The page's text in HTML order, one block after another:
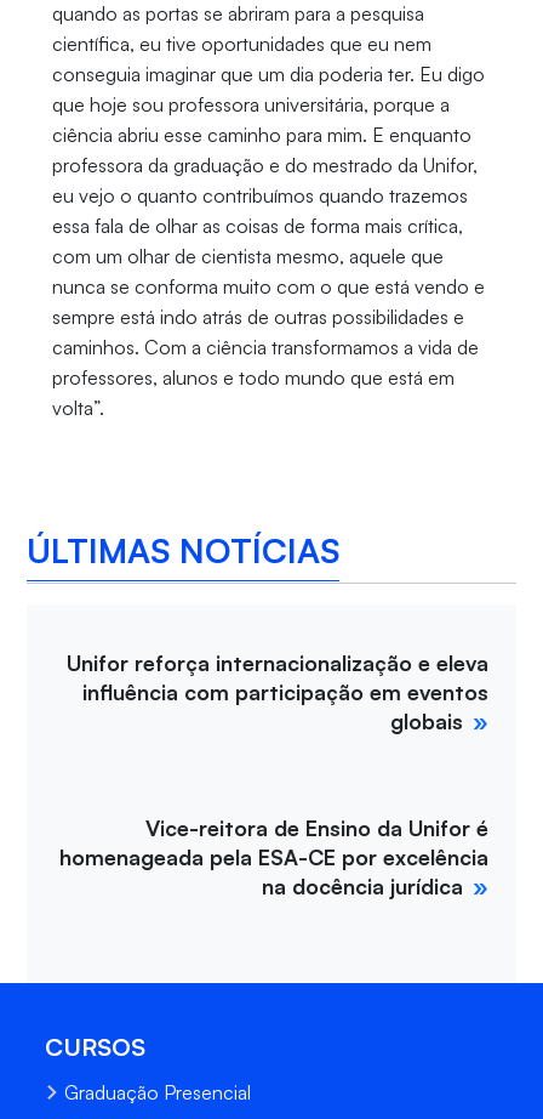
quando as portas se abriram para a pesquisa
científica, eu tive oportunidades que eu nem
conseguia imaginar que um dia poderia ter. Eu digo
que hoje sou professora universitária, porque a
ciência abriu esse caminho para mim. E enquanto
professora da graduação e do mestrado da Unifor,
eu vejo o quanto contribuímos quando trazemos
essa fala de olhar as coisas de forma mais crítica,
com um olhar de cientista mesmo, aquele que
nunca se conforma muito com o que está vendo e
sempre está indo atrás de outras possibilidades e
caminhos. Com a ciência transformamos a vida de
professores, alunos e todo mundo que está em
volta”.
ÚLTIMAS NOTÍCIAS
Unifor reforça internacionalização e eleva
influência com participação em eventos
globais
Vice-reitora de Ensino da Unifor é
homenageada pela ESA-CE por excelência
na docência jurídica
CURSOS
Graduação Presencial